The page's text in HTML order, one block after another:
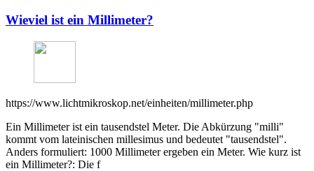
Wieviel ist ein Millimeter?
https://www.lichtmikroskop.net/einheiten/millimeter.php
Ein Millimeter ist ein tausendstel Meter. Die Abkürzung "milli"
kommt vom lateinischen millesimus und bedeutet "tausendstel".
Anders formuliert: 1000 Millimeter ergeben ein Meter. Wie kurz ist
ein Millimeter?: Die f